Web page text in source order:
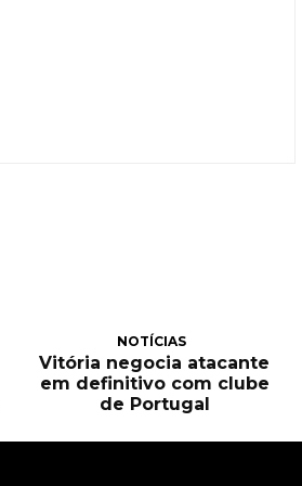
NOTÍCIAS
Vitória negocia atacante
em definitivo com clube
de Portugal